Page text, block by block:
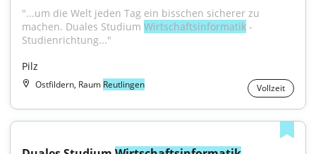
"...um die Welt jeden Tag ein bisschen sicherer zu
machen. Duales Studium Wirtschaftsinformatik -
Studienrichtung..."
Pilz
Ostfildern, Raum Reutlingen Vollzeit